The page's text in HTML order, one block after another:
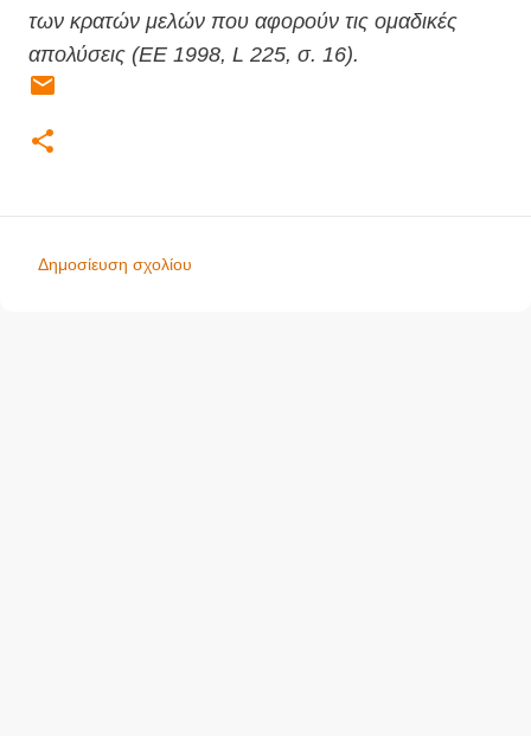
των κρατών μελών που αφορούν τις ομαδικές
απολύσεις (ΕΕ 1998, L 225, σ. 16).
Δημοσίευση σχολίου